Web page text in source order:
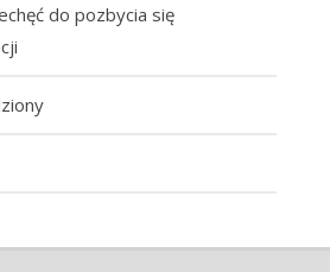
do pozbycia się